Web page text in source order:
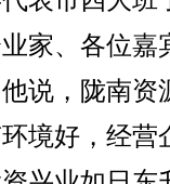
家、各位嘉
说，陇南资
境好，经营